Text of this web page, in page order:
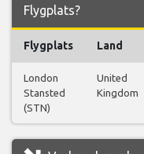
Flygplats?
Flygplats Land
London
Stansted
(STN)
United
Kingdom